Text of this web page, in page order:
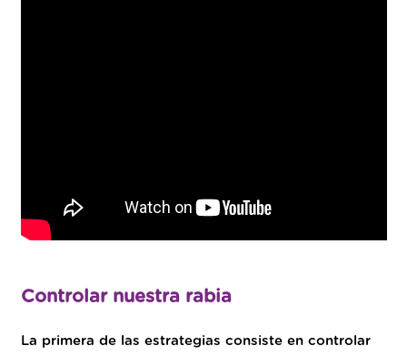
Controlar nuestra rabia
La primera de las estrategias consiste en controlar